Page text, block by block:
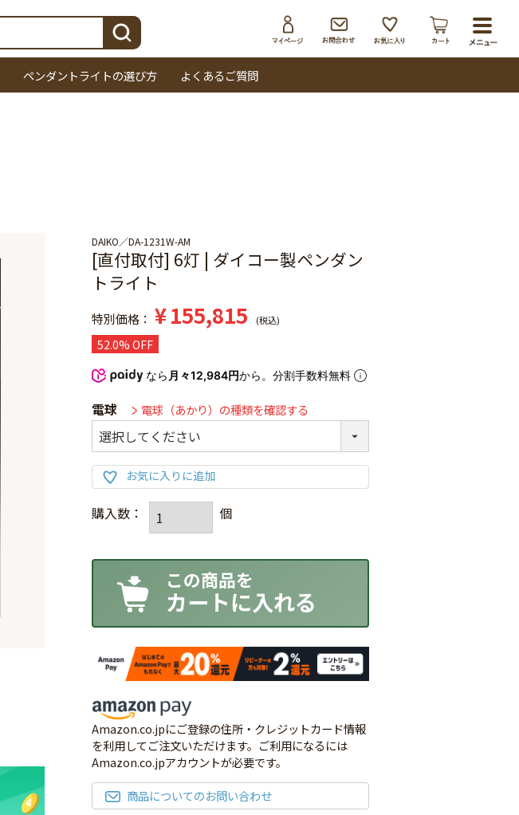
検索
ペンダントライトの選び方 よくあるご質問
DAIKO DA-1231W-AM
[直付取付] 6灯 | ダイコー製ペンダン
トライト
特別価格 ¥155,815 税込
52.0% OFF
なら 月々12,984円から。分割手数料無料
電球 電球（あかり）の種類を確認する
カートに入れる
Amazon.co.jpにご登録の住所・クレジットカード情報
を利用してご注文いただけます。ご利用になるには
Amazon.co.jpアカウントが必要です。
商品についてのお問い合わせ